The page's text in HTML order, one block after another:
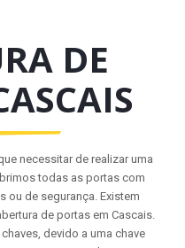
DE
necessitar de realizar uma
todas as portas com
ou de segurança. Existem
de portas em Cascais.
devido a uma chave